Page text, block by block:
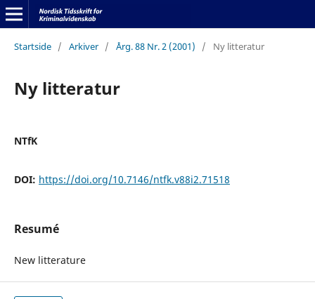
Startside / Arkiver / Årg. 88 Nr. 2 (2001) / Ny litteratur
Ny litteratur
NTfK
DOI: https://doi.org/10.7146/ntfk.v88i2.71518
Resumé
New litterature